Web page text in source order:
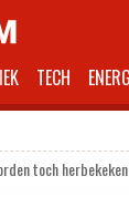
TECH
toch herbekeken